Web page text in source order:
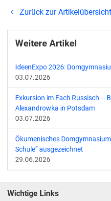
Zurück zur Artikelübersicht
Weitere Artikel
IdeenExpo 2026:
03.07.2026
Exkursion im Fach Russisch –
Alexandrowka in Potsdam
03.07.2026
Ökumenisches
Schule“ ausgezeichnet
29.06.2026
Wichtige Links